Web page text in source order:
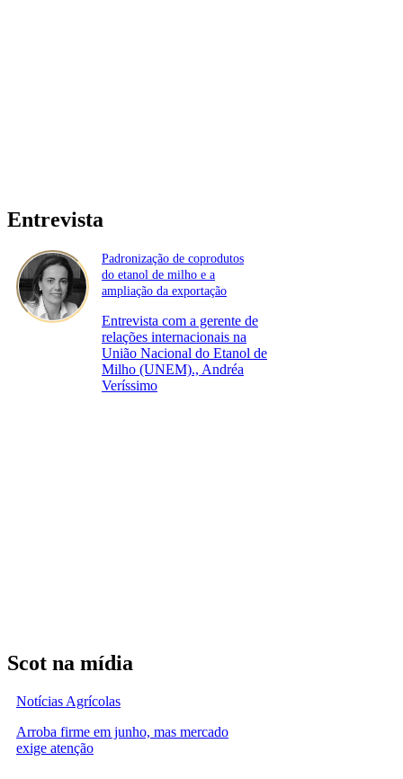
Entrevista
Padronização de coprodutos
do etanol de milho e a
ampliação da exportação
Entrevista com a gerente de
relações internacionais na
União Nacional do Etanol de
Milho (UNEM)., Andréa
Veríssimo
Scot na mídia
Notícias Agrícolas
Arroba firme em junho, mas mercado
exige atenção